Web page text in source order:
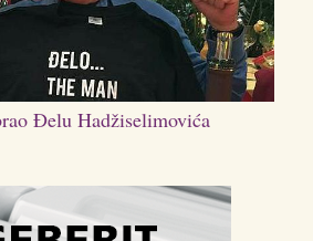
Đelu Hadžiselimovića